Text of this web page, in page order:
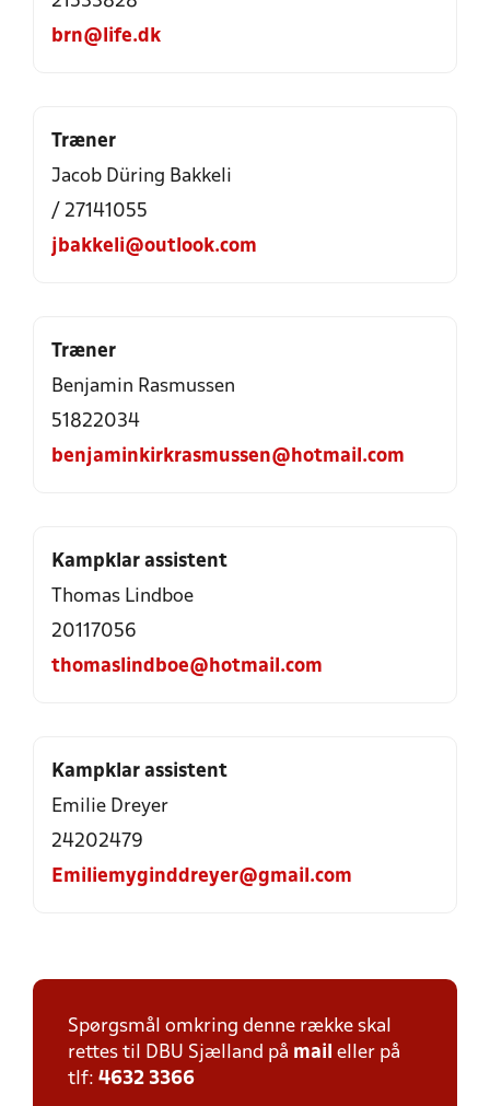
brn@life.dk
Træner
Jacob Düring Bakkeli
/ 27141055
jbakkeli@outlook.com
Træner
Benjamin Rasmussen
51822034
benjaminkirkrasmussen@hotmail.com
Kampklar assistent
Thomas Lindboe
20117056
thomaslindboe@hotmail.com
Kampklar assistent
Emilie Dreyer
24202479
Emiliemyginddreyer@gmail.com
Spørgsmål omkring denne række skal
rettes til DBU Sjælland på mail eller på
tlf: 4632 3366